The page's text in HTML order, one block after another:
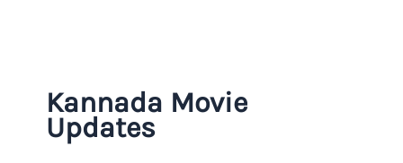
Kannada Movie
Updates